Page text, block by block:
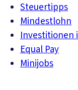
Steuertipps
Mindestlohn
Investitionen
Equal Pay
Minijobs